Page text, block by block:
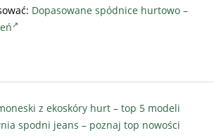
Dopasowane spódnice hurtowo –
z ekoskóry hurt – top 5 modeli
spodni jeans – poznaj top nowości